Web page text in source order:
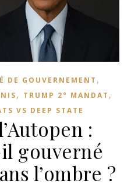
DE GOUVERNEMENT ,
, TRUMP 2° MANDAT ,
VS DEEP STATE
:
gouverné
l’ombre ?